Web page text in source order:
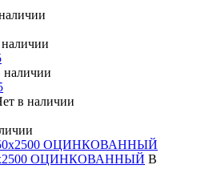
наличии
в наличии
ОЦИНКОВАННЫЙ В